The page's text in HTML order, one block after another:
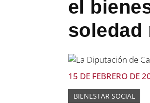
el
soledad
15 DE FEBRERO DE
BIENESTAR SOCIAL